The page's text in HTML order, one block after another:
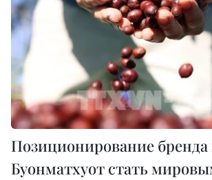
Позиционирование бренда
Буонматхуот стать